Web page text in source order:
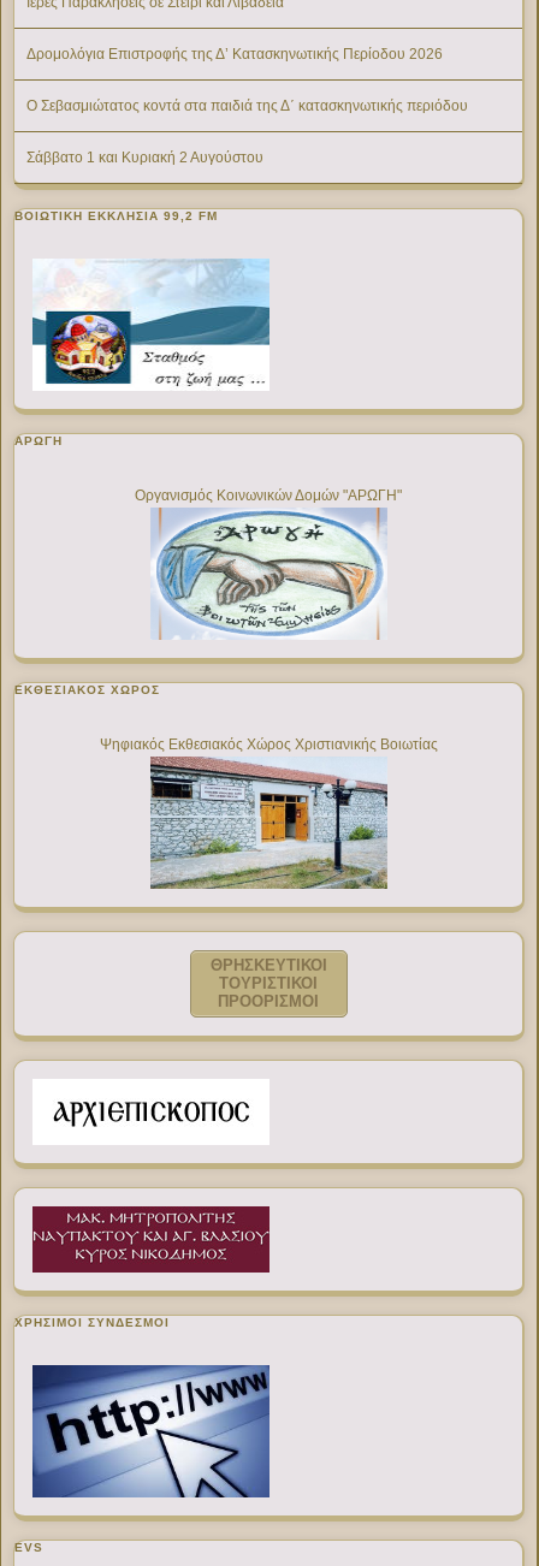
Δρομολόγια Επιστροφής της Δ’ Κατασκηνωτικής Περίοδου 2026
Ο Σεβασμιώτατος κοντά στα παιδιά της Δ΄ κατασκηνωτικής περιόδου
Σάββατο 1 και Κυριακή 2 Αυγούστου
ΒΟΙΩΤΙΚΉ ΕΚΚΛΗΣΊΑ 99,2 FM
ΑΡΩΓΗ
Οργανισμός Κοινωνικών Δομών "ΑΡΩΓΗ"
ΕΚΘΕΣΙΑΚΌΣ ΧΏΡΟΣ
Ψηφιακός Εκθεσιακός Χώρος Χριστιανικής Βοιωτίας
ΘΡΗΣΚΕΥΤΙΚΟΙ
ΤΟΥΡΙΣΤΙΚΟΙ
ΠΡΟΟΡΙΣΜΟΙ
ΧΡΉΣΙΜΟΙ ΣΎΝΔΕΣΜΟΙ
EVS